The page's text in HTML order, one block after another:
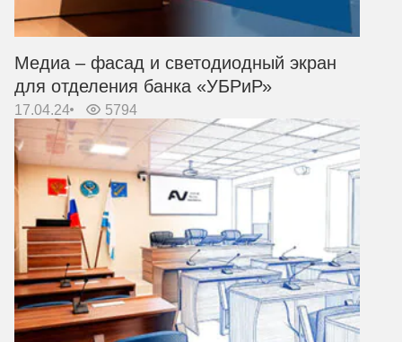
Медиа – фасад и светодиодный экран
для отделения банка «УБРиР»
17.04.24 5794